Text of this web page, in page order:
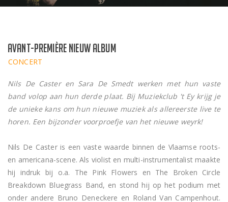
avant-première nieuw album
CONCERT
Nils De Caster en Sara De Smedt werken met hun vaste
band volop aan hun derde plaat. Bij Muziekclub 't Ey krijg je
de unieke kans om hun nieuwe muziek als allereerste live te
horen. Een bijzonder voorproefje van het nieuwe weyrk!
Nils De Caster is een vaste waarde binnen de Vlaamse roots-
en americana-scene. Als violist en multi-instrumentalist maakte
hij indruk bij o.a. The Pink Flowers en The Broken Circle
Breakdown Bluegrass Band, en stond hij op het podium met
onder andere Bruno Deneckere en Roland Van Campenhout.